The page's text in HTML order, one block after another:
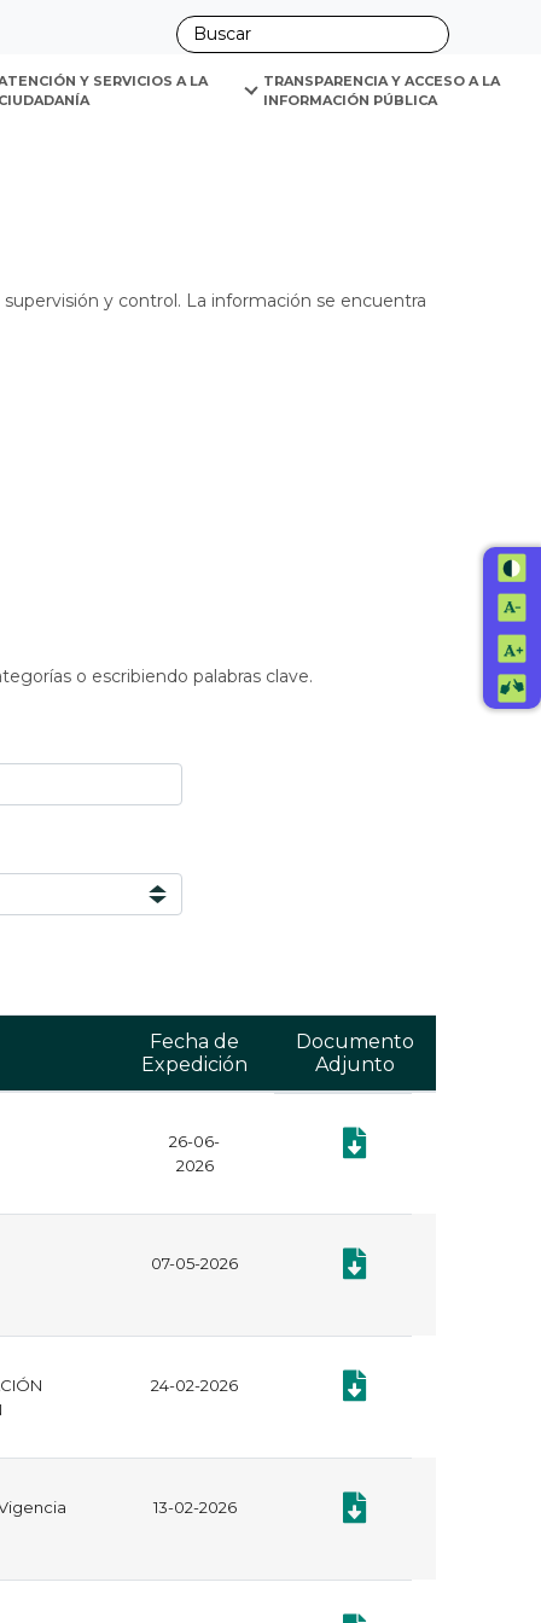
Y SERVICIOS A LA
CIUDADANÍA
TRANSPARENCIA Y ACCESO A LA
INFORMACIÓN PÚBLICA
auditoría.
y control. La información se encuentra
o escribiendo palabras clave.
Fecha de
Expedición
Documento
Adjunto
26-06-
2026
Documento: Plan Anual
07-05-2026 Documento: Plan Anual
24-02-2026 Documento:
13-02-2026 Documento: Informe de